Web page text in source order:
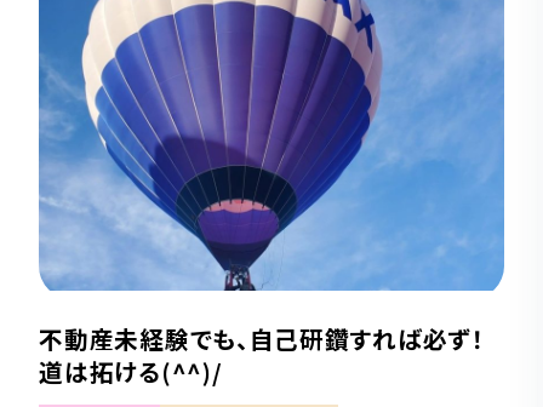
不動産未経験でも、自己研鑽すれば必ず！
道は拓ける(^^)/